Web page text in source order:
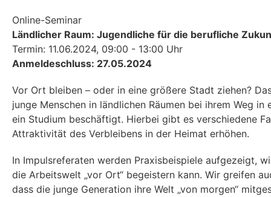
Online-Seminar
Ländlicher Raum: Jugendliche für die berufliche
Termin: 11.06.2024, 09:00 - 13:00 Uhr
Anmeldeschluss: 27.05.2024
Vor Ort bleiben – oder in eine größere Stadt ziehen?
junge Menschen in ländlichen Räumen bei ihrem Weg in
ein Studium beschäftigt. Hierbei gibt es verschiedene
Attraktivität des Verbleibens in der Heimat erhöhen.
In Impulsreferaten werden Praxisbeispiele aufgezeigt,
die Arbeitswelt „vor Ort“ begeistern kann. Wir greifen
dass die junge Generation ihre Welt „von morgen“